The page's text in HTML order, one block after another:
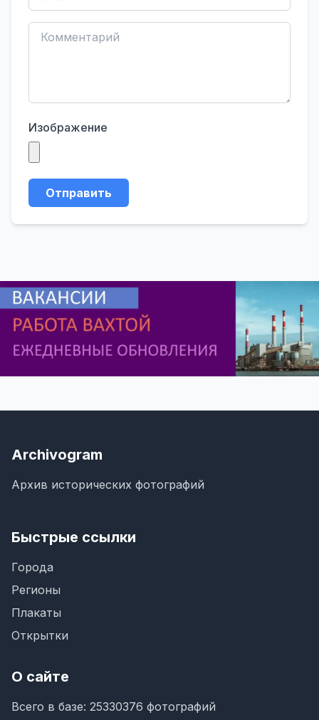
Изображение
Отправить
Archivogram
Архив исторических фотографий
Быстрые ссылки
Города
Регионы
Плакаты
Открытки
О сайте
Всего в базе: 25330376 фотографий